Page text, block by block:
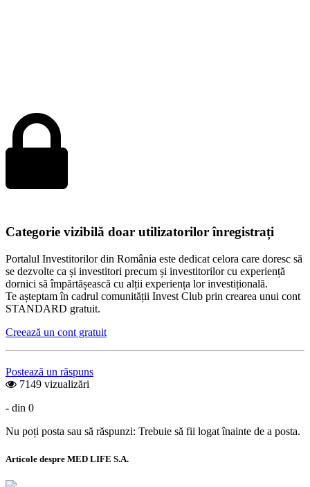
Categorie vizibilă doar utilizatorilor înregistrați
Portalul Investitorilor din România este dedicat celora care doresc să
se dezvolte ca și investitori precum și investitorilor cu experiență
dornici să împărtășească cu alții experiența lor investițională.
Te așteptam în cadrul comunității Invest Club prin crearea unui cont
STANDARD gratuit.
Creează un cont gratuit
Postează un răspuns
7149 vizualizări
- din 0
Nu poți posta sau să răspunzi: Trebuie să fii logat înainte de a posta.
Articole despre MED LIFE S.A.